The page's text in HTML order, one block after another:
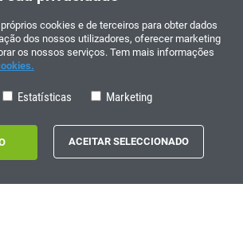
- 14:00
cookies e de terceiros para obter dados
dos nossos utilizadores, oferecer marketing
os nossos serviços. Tem mais informações
Estatísticas Marketing